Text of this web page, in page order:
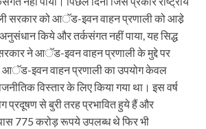
सरकार को आॅड-इवन वाहन प्रणाली को आडे़
किये और तर्कसंगत नहीं पाया, यह सिद्ध
ने आॅड-इवन वाहन प्रणाली के मुद्दे पर
आॅड-इवन वाहन प्रणाली का उपयोग केवल
विस्तार के लिए किया गया था। इस वर्ष
प्रदूषण से बुरी तरह प्रभावित हुये हैं और
775 करोड़ रूपये उपलब्ध थे फिर भी